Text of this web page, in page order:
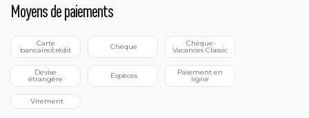
Moyens de paiements
bancaire/crédit Chèque Vacances Classic
étrangère Espèces ligne
Virement